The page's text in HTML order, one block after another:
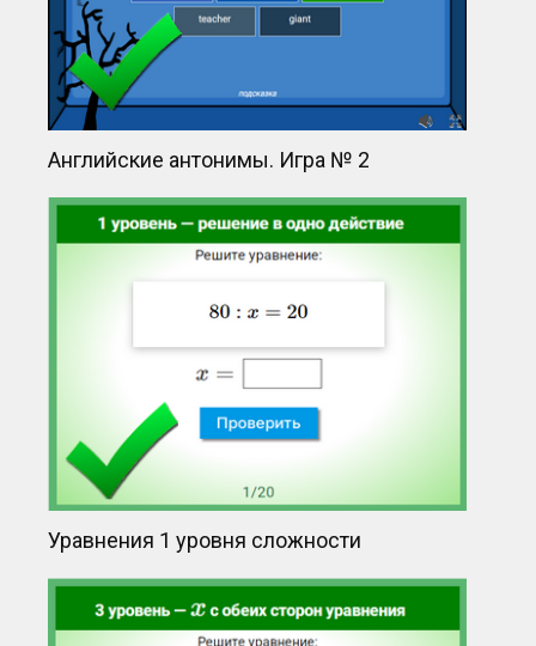
Английские антонимы. Игра № 2
Уравнения 1 уровня сложности